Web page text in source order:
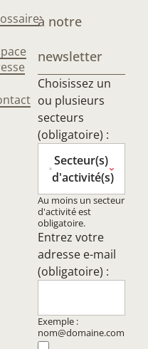
à notre
newsletter
Choisissez un
ou plusieurs
secteurs
(obligatoire) :
Secteur(s)
d'activité(s)
Au moins un secteur
d'activité est
obligatoire.
Entrez votre
adresse e-mail
(obligatoire) :
Exemple :
nom@domaine.com